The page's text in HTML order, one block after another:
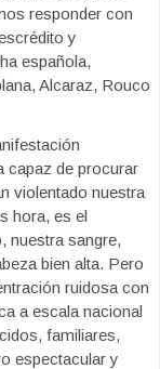
responder con
y
española,
Alcaraz, Rouco
capaz de procurar
violentado nuestra
hora, es el
nuestra sangre,
bien alta. Pero
ruidosa con
a escala nacional
familiares,
espectacular y